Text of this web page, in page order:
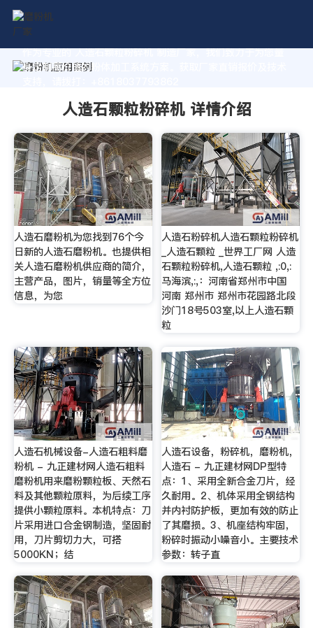
作为专业的 人造石颗粒粉碎机 制造厂家，我们致力于为您量
身定制高价值的粉体加工系统方案。获取厂家直销报价及技术
人造石颗粒粉碎机 详情介绍
人造石磨粉机为您找到76个今
日新的人造石磨粉机。也提供相
关人造石磨粉机供应商的简介，
主营产品，图片，销量等全方位
信息，为您
人造石粉碎机人造石颗粒粉碎机
_人造石颗粒 _世界工厂网 人造
石颗粒粉碎机,人造石颗粒 ,:0,:
马海滨,:,：河南省郑州市中国
河南 郑州市 郑州市花园路北段
沙门18号503室,以上人造石颗
粒
人造石机械设备-人造石粗料磨
粉机 - 九正建材网人造石粗料
磨粉机用来磨粉颗粒板、天然石
料及其他颗粒原料，为后续工序
提供小颗粒原料。本机特点：刀
片采用进口合金钢制造，坚固耐
用，刀片剪切力大，可搭
5000KN；结
人造石设备，粉碎机，磨粉机，
人造石 - 九正建材网DP型特
点：1、采用全新合金刀片，经
久耐用。2、机体采用全钢结构
并内衬防护板，更加有效的防止
了其磨损。3、机座结构牢固，
粉碎时振动小噪音小。主要技术
参数：转子直